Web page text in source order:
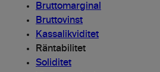
Bruttomarginal
Bruttovinst
Kassalikviditet
Räntabilitet
Soliditet